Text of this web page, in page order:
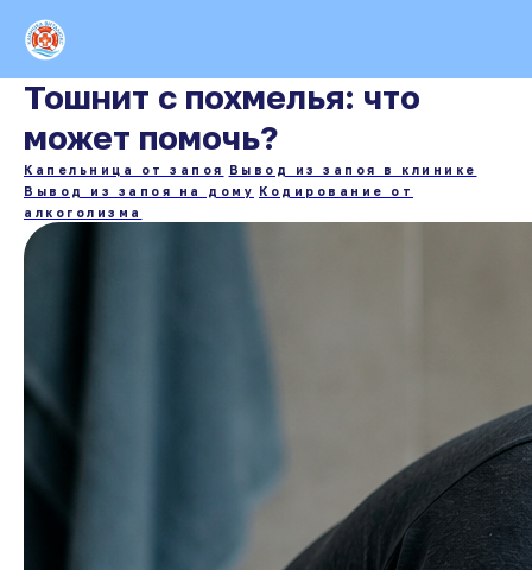
Тошнит с похмелья: что
может помочь?
Капельница от запоя
Вывод из запоя в клинике
Вывод из запоя на дому Кодирование от
алкоголизма